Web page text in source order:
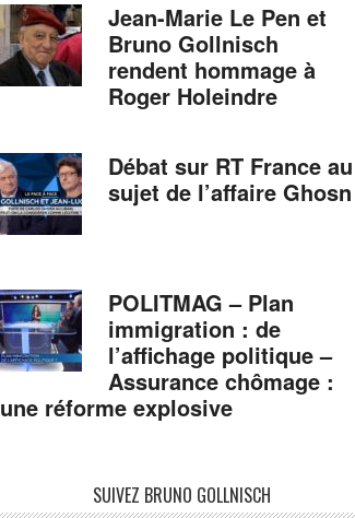
Jean-Marie Le Pen et
Bruno Gollnisch
rendent hommage à
Roger Holeindre
Débat sur RT France au
sujet de l’affaire Ghosn
POLITMAG – Plan
immigration : de
l’affichage politique –
Assurance chômage :
une réforme explosive
SUIVEZ BRUNO GOLLNISCH